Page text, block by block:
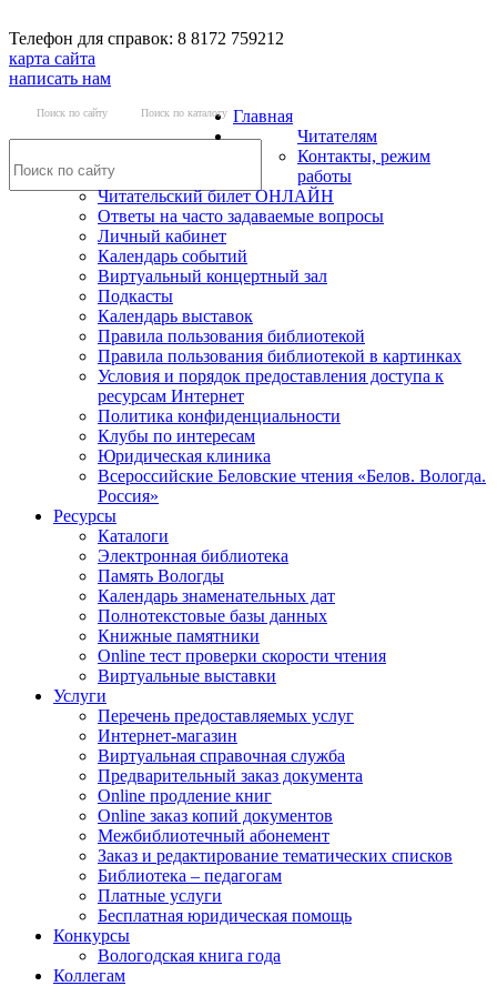
Телефон для справок: 8 8172 759212
карта сайта
написать нам
Поиск по сайту Поиск по каталогу Главная
Читателям
Контакты, режим
работы
Читательский билет ОНЛАЙН
Ответы на часто задаваемые вопросы
Личный кабинет
Календарь событий
Виртуальный концертный зал
Подкасты
Календарь выставок
Правила пользования библиотекой
Правила пользования библиотекой в картинках
Условия и порядок предоставления доступа к
ресурсам Интернет
Политика конфиденциальности
Клубы по интересам
Юридическая клиника
Всероссийские Беловские чтения «Белов. Вологда.
Россия»
Ресурсы
Каталоги
Электронная библиотека
Память Вологды
Календарь знаменательных дат
Полнотекстовые базы данных
Книжные памятники
Online тест проверки скорости чтения
Виртуальные выставки
Услуги
Перечень предоставляемых услуг
Интернет-магазин
Виртуальная справочная служба
Предварительный заказ документа
Online продление книг
Online заказ копий документов
Межбиблиотечный абонемент
Заказ и редактирование тематических списков
Библиотека – педагогам
Платные услуги
Бесплатная юридическая помощь
Конкурсы
Вологодская книга года
Коллегам